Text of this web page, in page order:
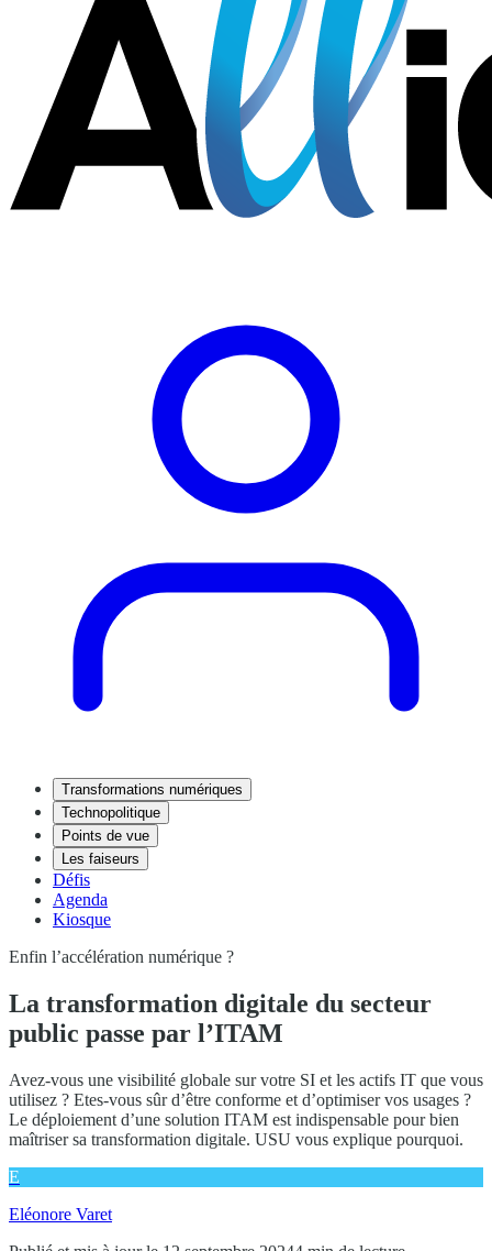
Transformations numériques
Technopolitique
Points de vue
Les faiseurs
Défis
Agenda
Kiosque
Enfin l’accélération numérique ?
La transformation digitale du secteur
public passe par l’ITAM
Avez-vous une visibilité globale sur votre SI et les actifs IT que vous
utilisez ? Etes-vous sûr d’être conforme et d’optimiser vos usages ?
Le déploiement d’une solution ITAM est indispensable pour bien
maîtriser sa transformation digitale. USU vous explique pourquoi.
E
Eléonore Varet